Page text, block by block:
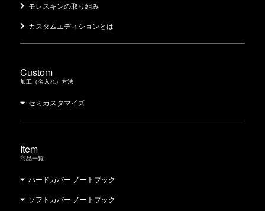
モレスキンの取り組み
カスタムエディションとは
Custom
加工（名入れ）方法
セミカスタマイズ
Item
商品一覧
ハードカバー ノートブック
ソフトカバー ノートブック